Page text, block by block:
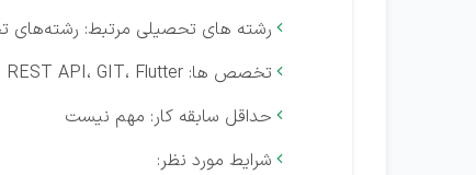
 رشته های تحصیلی مرتبط: رشته‌های
 تخصص ها: REST API، GIT، Flutter
 حداقل سابقه کار: مهم نیست
 شرایط مورد نظر: